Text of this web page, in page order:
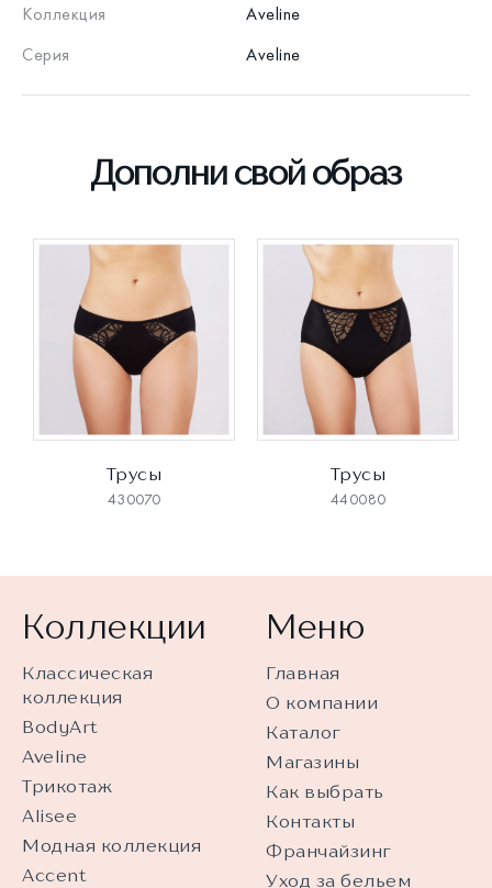
Коллекция
Aveline
Серия
Aveline
Дополни свой образ
Трусы
430070
Трусы
440080
Коллекции
Классическая
коллекция
BodyArt
Aveline
Трикотаж
Alisee
Модная коллекция
Accent
Меню
Главная
О компании
Каталог
Магазины
Как выбрать
Контакты
Франчайзинг
Уход за бельем